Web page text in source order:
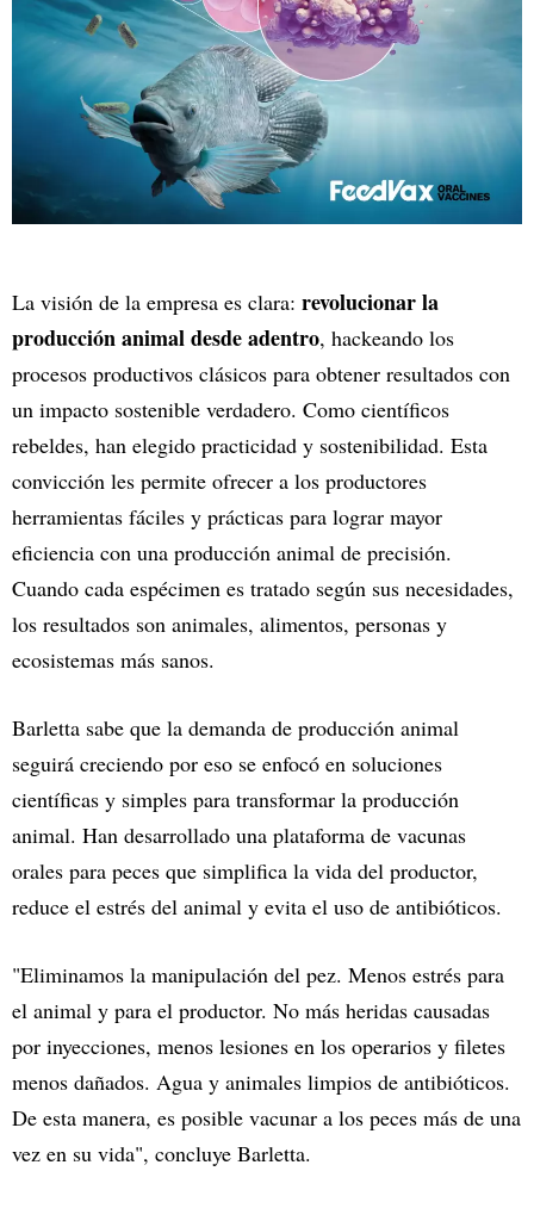
La visión de la empresa es clara: revolucionar la
producción animal desde adentro, hackeando los
procesos productivos clásicos para obtener resultados con
un impacto sostenible verdadero. Como científicos
rebeldes, han elegido practicidad y sostenibilidad. Esta
convicción les permite ofrecer a los productores
herramientas fáciles y prácticas para lograr mayor
eficiencia con una producción animal de precisión.
Cuando cada espécimen es tratado según sus necesidades,
los resultados son animales, alimentos, personas y
ecosistemas más sanos.
Barletta sabe que la demanda de producción animal
seguirá creciendo por eso se enfocó en soluciones
científicas y simples para transformar la producción
animal. Han desarrollado una plataforma de vacunas
orales para peces que simplifica la vida del productor,
reduce el estrés del animal y evita el uso de antibióticos.
"Eliminamos la manipulación del pez. Menos estrés para
el animal y para el productor. No más heridas causadas
por inyecciones, menos lesiones en los operarios y filetes
menos dañados. Agua y animales limpios de antibióticos.
De esta manera, es posible vacunar a los peces más de una
vez en su vida", concluye Barletta.